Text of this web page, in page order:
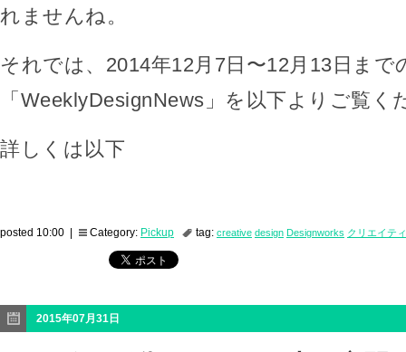
れませんね。
それでは、2014年12月7日〜12月13日まで
「WeeklyDesignNews」を以下よりご覧く
詳しくは以下
posted 10:00 | Category: Pickup tag: creative design Designworks クリエイテ
2015年07月31日